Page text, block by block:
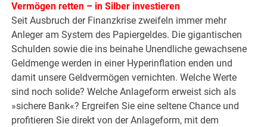
Vermögen retten – in Silber investieren
Seit Ausbruch der Finanzkrise zweifeln immer mehr
Anleger am System des Papiergeldes. Die gigantischen
Schulden sowie die ins beinahe Unendliche gewachsene
Geldmenge werden in einer Hyperinflation enden und
damit unsere Geldvermögen vernichten. Welche Werte
sind noch solide? Welche Anlageform erweist sich als
»sichere Bank«? Ergreifen Sie eine seltene Chance und
profitieren Sie direkt von der Anlageform, mit dem